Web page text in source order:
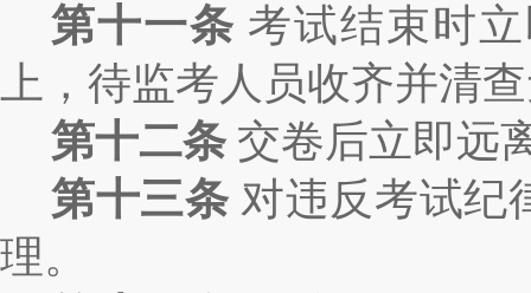
第十一条 考试结束时
上，待监考人员收齐并清
第十二条 交卷后立即远
第十三条 对违反考试纪
理。